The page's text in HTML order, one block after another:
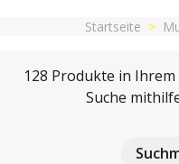
Startseite
128 Produkte in
Suche